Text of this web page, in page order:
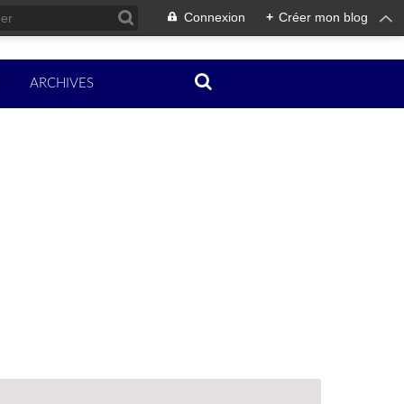
Connexion + Créer mon blog
ARCHIVES